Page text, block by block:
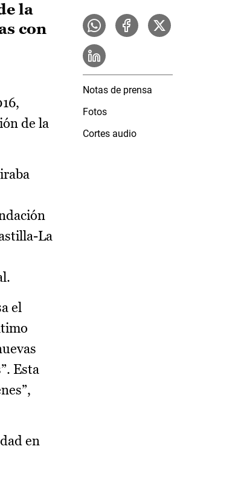
la
con
de la
La
el
Esta
en
Notas de prensa
Fotos
Cortes audio